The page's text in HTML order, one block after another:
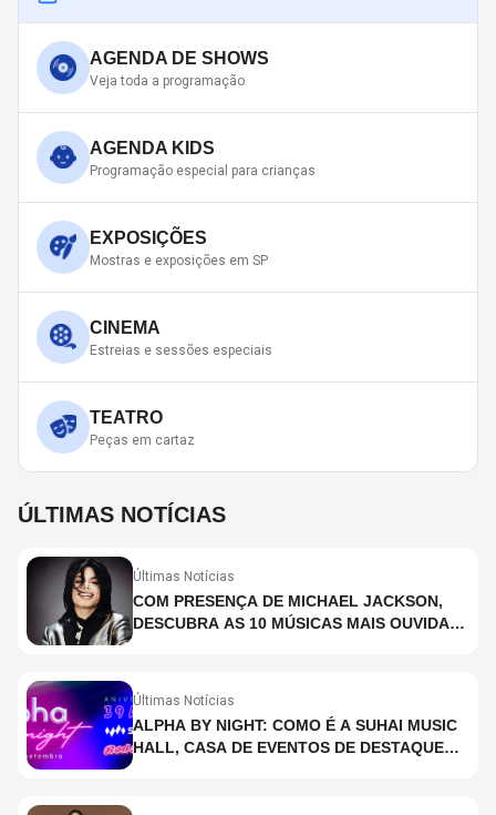
AGENDA DE SHOWS
Veja toda a programação
AGENDA KIDS
Programação especial para crianças
EXPOSIÇÕES
Mostras e exposições em SP
CINEMA
Estreias e sessões especiais
TEATRO
Peças em cartaz
ÚLTIMAS NOTÍCIAS
Últimas Notícias
COM PRESENÇA DE MICHAEL JACKSON,
DESCUBRA AS 10 MÚSICAS MAIS OUVIDAS
Últimas Notícias
ALPHA BY NIGHT: COMO É A SUHAI MUSIC
HALL, CASA DE EVENTOS DE DESTAQUE